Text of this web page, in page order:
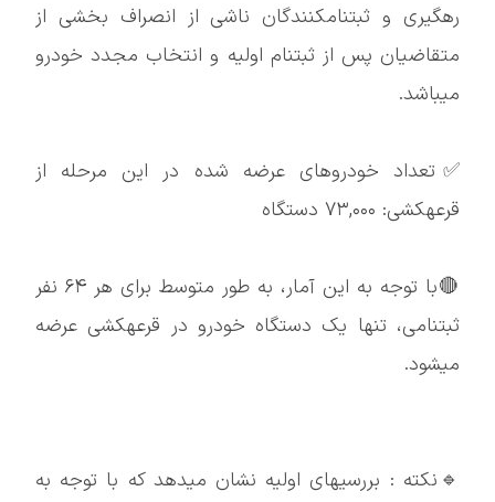
رهگیری و ثبتنامکنندگان ناشی از انصراف بخشی از
متقاضیان پس از ثبتنام اولیه و انتخاب مجدد خودرو
میباشد.
✅تعداد خودروهای عرضه شده در این مرحله از
قرعهکشی: ۷۳,۰۰۰ دستگاه
🔴با توجه به این آمار، به طور متوسط برای هر ۶۴ نفر
ثبتنامی، تنها یک دستگاه خودرو در قرعهکشی عرضه
میشود.
🔹نکته : بررسیهای اولیه نشان میدهد که با توجه به